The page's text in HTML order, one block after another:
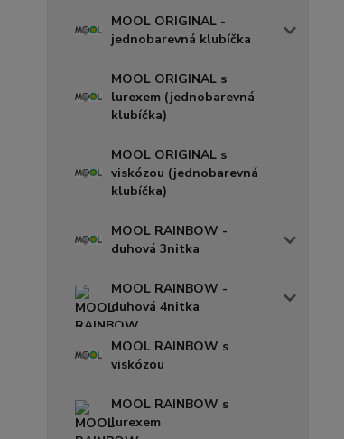
MOOL ORIGINAL -
jednobarevná klubíčka
MOOL ORIGINAL s
lurexem (jednobarevná
klubíčka)
MOOL ORIGINAL s
viskózou (jednobarevná
klubíčka)
MOOL RAINBOW -
duhová 3nitka
MOOL RAINBOW -
duhová 4nitka
MOOL RAINBOW s
viskózou
MOOL RAINBOW s
lurexem